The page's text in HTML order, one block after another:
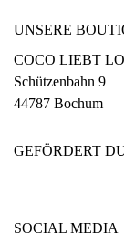
UNSERE
COCO LIEBT
Schützenbahn 9
44787 Bochum
GEFÖRDERT
SOCIAL MEDIA